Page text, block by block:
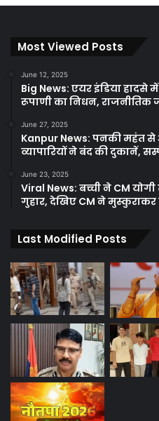
Most Viewed Posts
June 12, 2025
Big News: एयर इंडिया हादसे
रूपाणी का निधन,
June 27, 2025
Kanpur News: पनकी महंत से
व्यापारियों ने बंद की दुकानें,
June 23, 2025
Viral News: बच्ची ने CM
गुहार, देखिए CM ने मुस्कुराकर
Last Modified Posts